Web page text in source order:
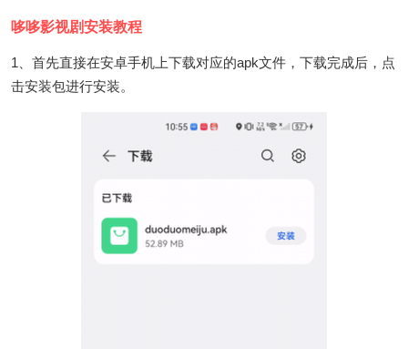
哆哆影视剧安装教程
1、首先直接在安卓手机上下载对应的apk文件，下载完成后，点
击安装包进行安装。